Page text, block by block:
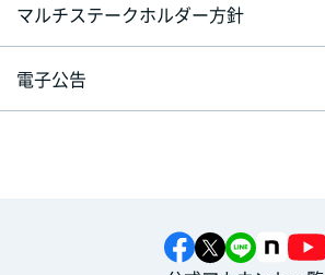
マルチステークホルダー方針
電子公告